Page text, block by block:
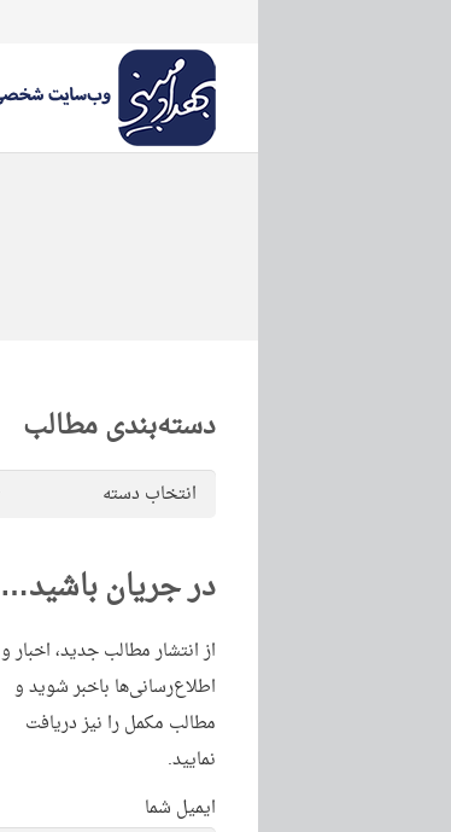
دسته‌بندی مطالب
دسته‌بندی
در جریان باشید…
از انتشار مطالب جدید، اخبار و
اطلاع‌رسانی‌ها باخبر شوید و
مطالب مکمل را نیز دریافت
نمایید.
ایمیل شما